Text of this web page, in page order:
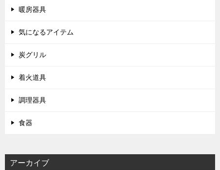
暖房器具
気になるアイテム
炭グリル
着火道具
調理器具
食器
アーカイブ